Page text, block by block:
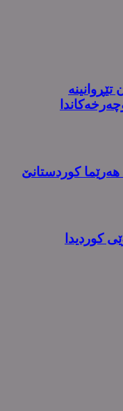
هەرێما کوردستانێ
کوردیدا